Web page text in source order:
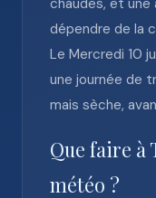
chaudes, et
dépendre de la
Le Mercredi 10
une journée de
mais sèche,
Que faire à
météo ?